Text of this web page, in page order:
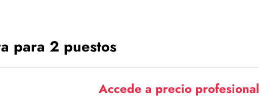
para 2 puestos
Accede a precio profesional